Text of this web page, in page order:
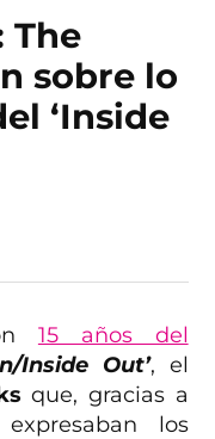
The
sobre lo
‘Inside
15 años del
Inside Out’, el
que, gracias a
los